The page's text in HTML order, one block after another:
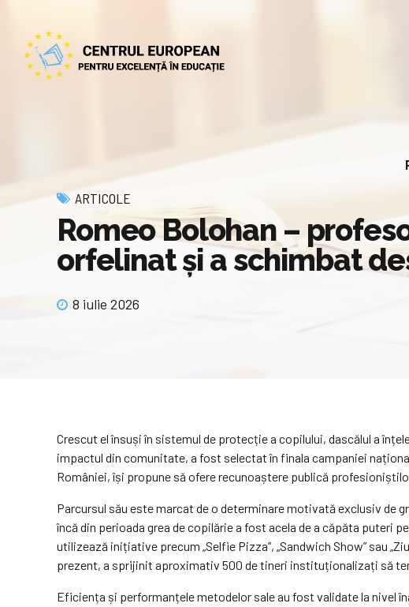
ARTICOLE
Romeo Bolohan –
orfelinat și a schimbat
8 iulie 2026
Crescut el însuși în sistemul de protecție a copilului, dascălul a
impactul din comunitate, a fost selectat în finala campaniei
României, își propune să ofere recunoaștere publică
Parcursul său este marcat de o determinare motivată exclusiv de
încă din perioada grea de copilărie a fost acela de a căpăta puteri
utilizează inițiative precum „Selfie Pizza”, „Sandwich Show” sau
prezent, a sprijinit aproximativ 500 de tineri instituționalizați să
Eficiența și performanțele metodelor sale au fost validate la nivel